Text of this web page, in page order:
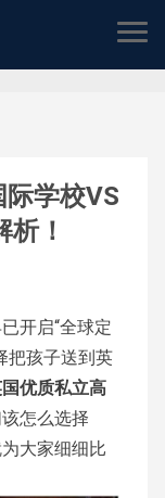
际学校VS
！
开启“全球定
把孩子送到英
优质私立高
该怎么选择
大家细细比